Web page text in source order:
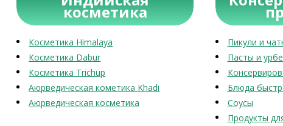
косметика
Косметика Himalaya
Косметика Dabur
Косметика Trichup
Аюрведическая кометика Khadi
Аюрведическая косметика
Пикули и
Пасты и
Блюда
Соусы
Продукты